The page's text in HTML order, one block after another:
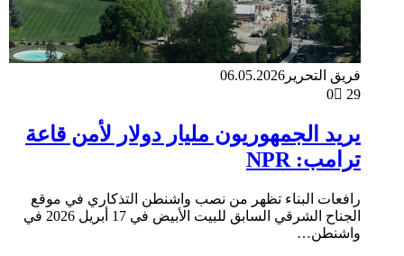
فريق التحرير 06.05.2026
0
29
يريد الجمهوريون مليار دولار لأمن قاعة
ترامب: NPR
رافعات البناء تظهر من نصب واشنطن التذكاري في موقع
الجناح الشرقي السابق للبيت الأبيض في 17 أبريل 2026 في
واشنطن…